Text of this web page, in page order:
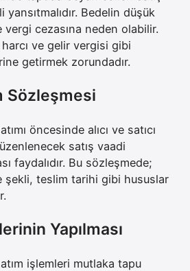
Bedelin düşük
cezasına neden olabilir.
harcı ve gelir vergisi gibi
getirmek zorundadır.
Sözleşmesi
öncesinde alıcı ve satıcı
satış vaadi
faydalıdır. Bu sözleşmede;
şekli, teslim tarihi gibi hususlar
Yapılması
işlemleri mutlaka tapu